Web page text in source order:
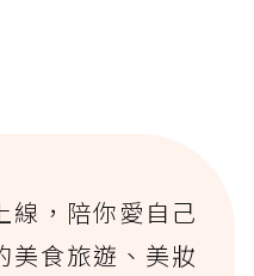
線，陪你愛自己
美食旅遊、美妝